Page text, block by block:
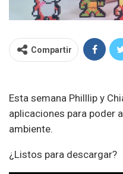
Compartir
Esta semana Philllip y
aplicaciones para poder
ambiente.
¿Listos para descargar?